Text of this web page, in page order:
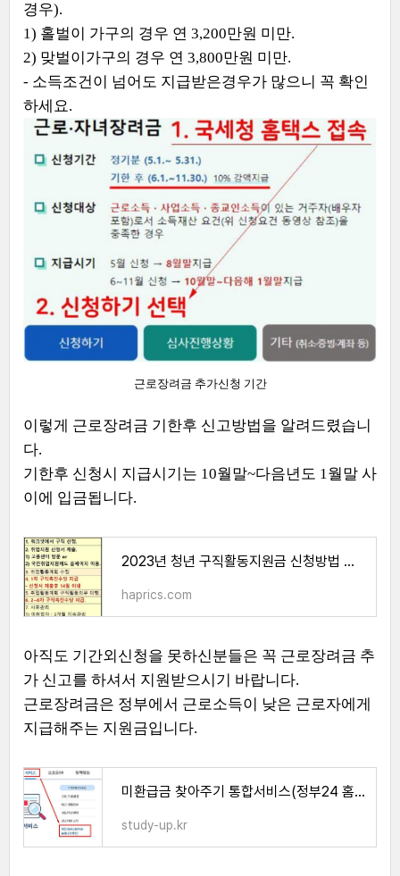
경우).
1) 홀벌이 가구의 경우 연 3,200만원 미만.
2) 맞벌이가구의 경우 연 3,800만원 미만.
- 소득조건이 넘어도 지급받은경우가 많으니 꼭 확인
하세요.
근로장려금 추가신청 기간
이렇게 근로장려금 기한후 신고방법을 알려드렸습니
다.
기한후 신청시 지급시기는 10월말~다음년도 1월말 사
이에 입금됩니다.
2023년 청년 구직활동지원금 신청방법 기간 조건
haprics.com
아직도 기간외신청을 못하신분들은 꼭 근로장려금 추
가 신고를 하셔서 지원받으시기 바랍니다.
근로장려금은 정부에서 근로소득이 낮은 근로자에게
지급해주는 지원금입니다.
미환급금 찾아주기 통합서비스(정부24 홈페이지)
study-up.kr